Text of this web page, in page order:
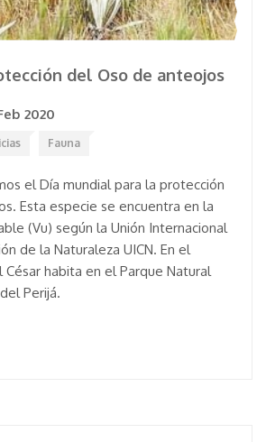
del Oso de anteojos
2020
Fauna
el Día mundial para la protección
Esta especie se encuentra en la
(Vu) según la Unión Internacional
de la Naturaleza UICN. En el
habita en el Parque Natural
Perijá.